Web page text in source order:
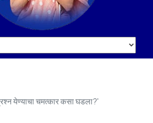
येण्याचा चमत्कार कसा घडला?'